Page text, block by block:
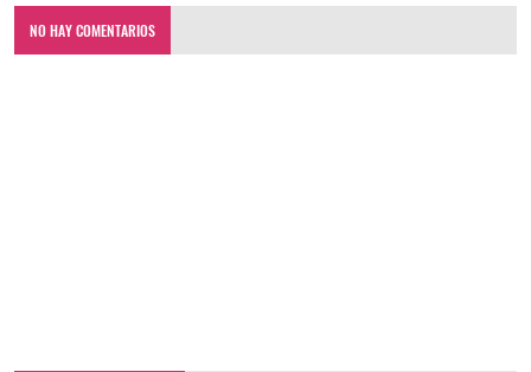
NO HAY COMENTARIOS